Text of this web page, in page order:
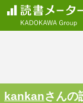
kankanさんの